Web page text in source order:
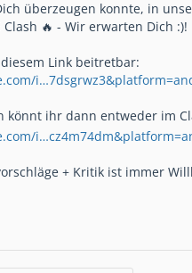
überzeugen konnte, in
Clash 🔥 - Wir erwarten Dich :)!
Link beitretbar:
könnt ihr dann entweder im
+ Kritik ist immer